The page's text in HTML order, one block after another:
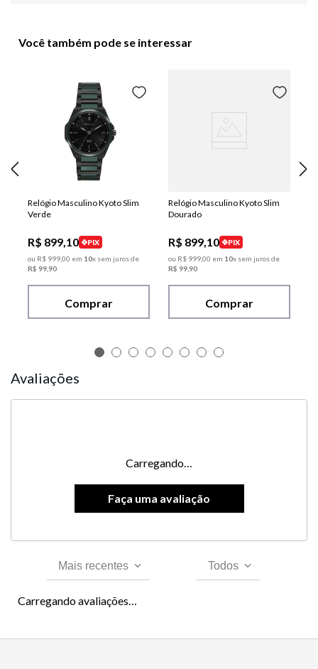
Você também pode se interessar
Relógio Masculino Kyoto Slim
Verde
R$ 899,10
PIX
ou R$ 99900 em 10x sem juros de
R$ 99 90
Comprar
Relógio Masculino Kyoto Slim
Dourado
R$ 899,10
PIX
ou R$ 99900 em 10x sem juros de
R$ 99 90
Comprar
Avaliações
Carregando…
Mais recentes Todos
Carregando avaliações…